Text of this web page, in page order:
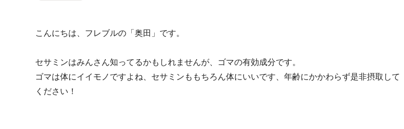
こんにちは、フレブルの「奥田」です。
セサミンはみんさん知ってるかもしれませんが、ゴマの有効成分です。
ゴマは体にイイモノですよね、セサミンももちろん体にいいです、年齢にかかわらず是非摂取して
ください！